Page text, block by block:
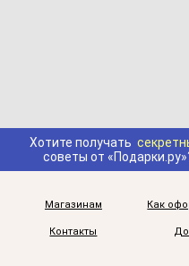
Хотите получать
советы от
Магазинам Как
Контакты